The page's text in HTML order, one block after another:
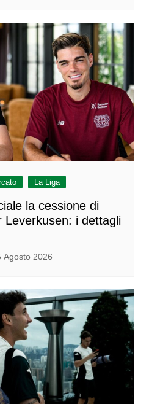
La Liga
la cessione di
Leverkusen: i dettagli
Agosto 2026